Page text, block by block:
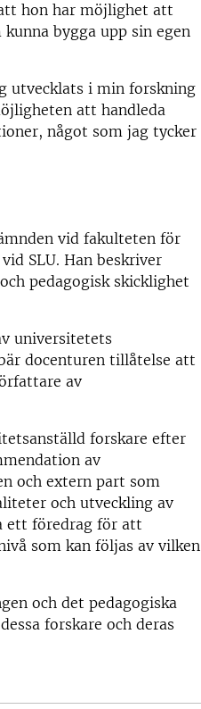
hon har möjlighet att
bygga upp sin egen
utvecklats i min forskning
att handleda
något som jag tycker
vid fakulteten för
SLU. Han beskriver
pedagogisk skicklighet
universitetets
docenturen tillåtelse att
av
forskare efter
av
och extern part som
och utveckling av
ett föredrag för att
som kan följas av vilken
och det pedagogiska
forskare och deras